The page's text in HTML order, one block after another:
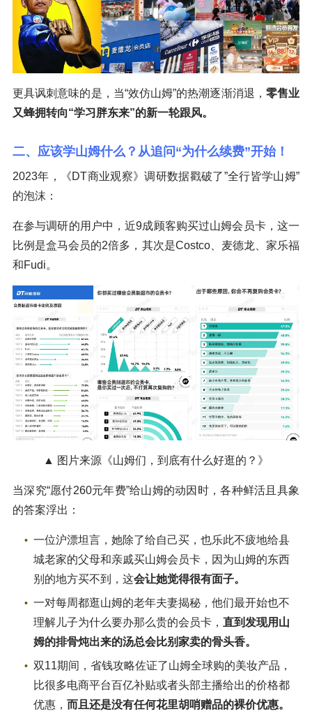
更具讽刺意味的是，当“效仿山姆”的热潮逐渐消退， 零售业
又蜂拥转向“学习胖东来”的新一轮跟风。
二、应该学山姆什么？从追问“为什么续费”开始！
2023年，《DT商业观察》调研数据戳破了”全行皆学山姆”
的泡沫：
在参与调研的用户中，近9成顾客购买过山姆会员卡，这一
比例是盒马会员的2倍多，其次是Costco、麦德龙、家乐福
和Fudi。
▲ 图片来源《山姆们，到底有什么好逛的？》
当深究“愿付260元年费”给山姆的动因时，各种鲜活且具象
的答案浮出：
一位沪漂坦言，她除了给自己买，也乐此不疲地给县
城老家的父母和亲戚买山姆会员卡，因为山姆的东西
别的地方买不到，这会让她觉得很有面子。
一对每周都逛山姆的老年夫妻揭秘，他们最开始也不
理解儿子为什么要办那么贵的会员卡， 直到发现用山
姆的排骨炖出来的汤总会比别家卖的骨头香。
双11期间，省钱攻略佐证了山姆全球购的美妆产品，
比很多电商平台百亿补贴或者头部主播给出的价格都
优惠， 而且还是没有任何花里胡哨赠品的裸价优惠。